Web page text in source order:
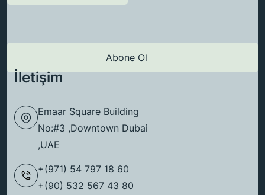
İletişim
Emaar Square Building
No:#3 ,Downtown Dubai
,UAE
+(971) 54 797 18 60
+(90) 532 567 43 80